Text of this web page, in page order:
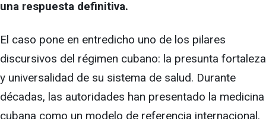
una respuesta definitiva.
El caso pone en entredicho uno de los pilares
discursivos del régimen cubano: la presunta fortaleza
y universalidad de su sistema de salud. Durante
décadas, las autoridades han presentado la medicina
cubana como un modelo de referencia internacional.